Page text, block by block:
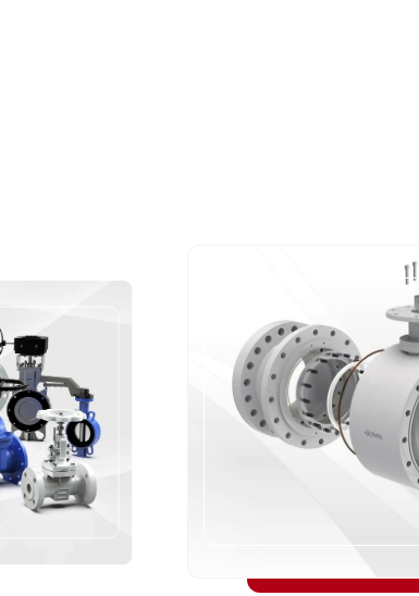
Fabricant de
France
-Clapet anti-
-Filtre
-
-Ventouse
Nous